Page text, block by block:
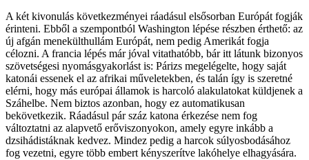
A két kivonulás következményei ráadásul elsősorban Európát fogják
érinteni. Ebből a szempontból Washington lépése részben érthető: az
új afgán menekülthullám Európát, nem pedig Amerikát fogja
célozni. A francia lépés már jóval vitathatóbb, bár itt látunk bizonyos
szövetségesi nyomásgyakorlást is: Párizs megelégelte, hogy saját
katonái essenek el az afrikai műveletekben, és talán így is szeretné
elérni, hogy más európai államok is harcoló alakulatokat küldjenek a
Száhelbe. Nem biztos azonban, hogy ez automatikusan
bekövetkezik. Ráadásul pár száz katona érkezése nem fog
változtatni az alapvető erőviszonyokon, amely egyre inkább a
dzsihádistáknak kedvez. Mindez pedig a harcok súlyosbodásához
fog vezetni, egyre több embert kényszerítve lakóhelye elhagyására.